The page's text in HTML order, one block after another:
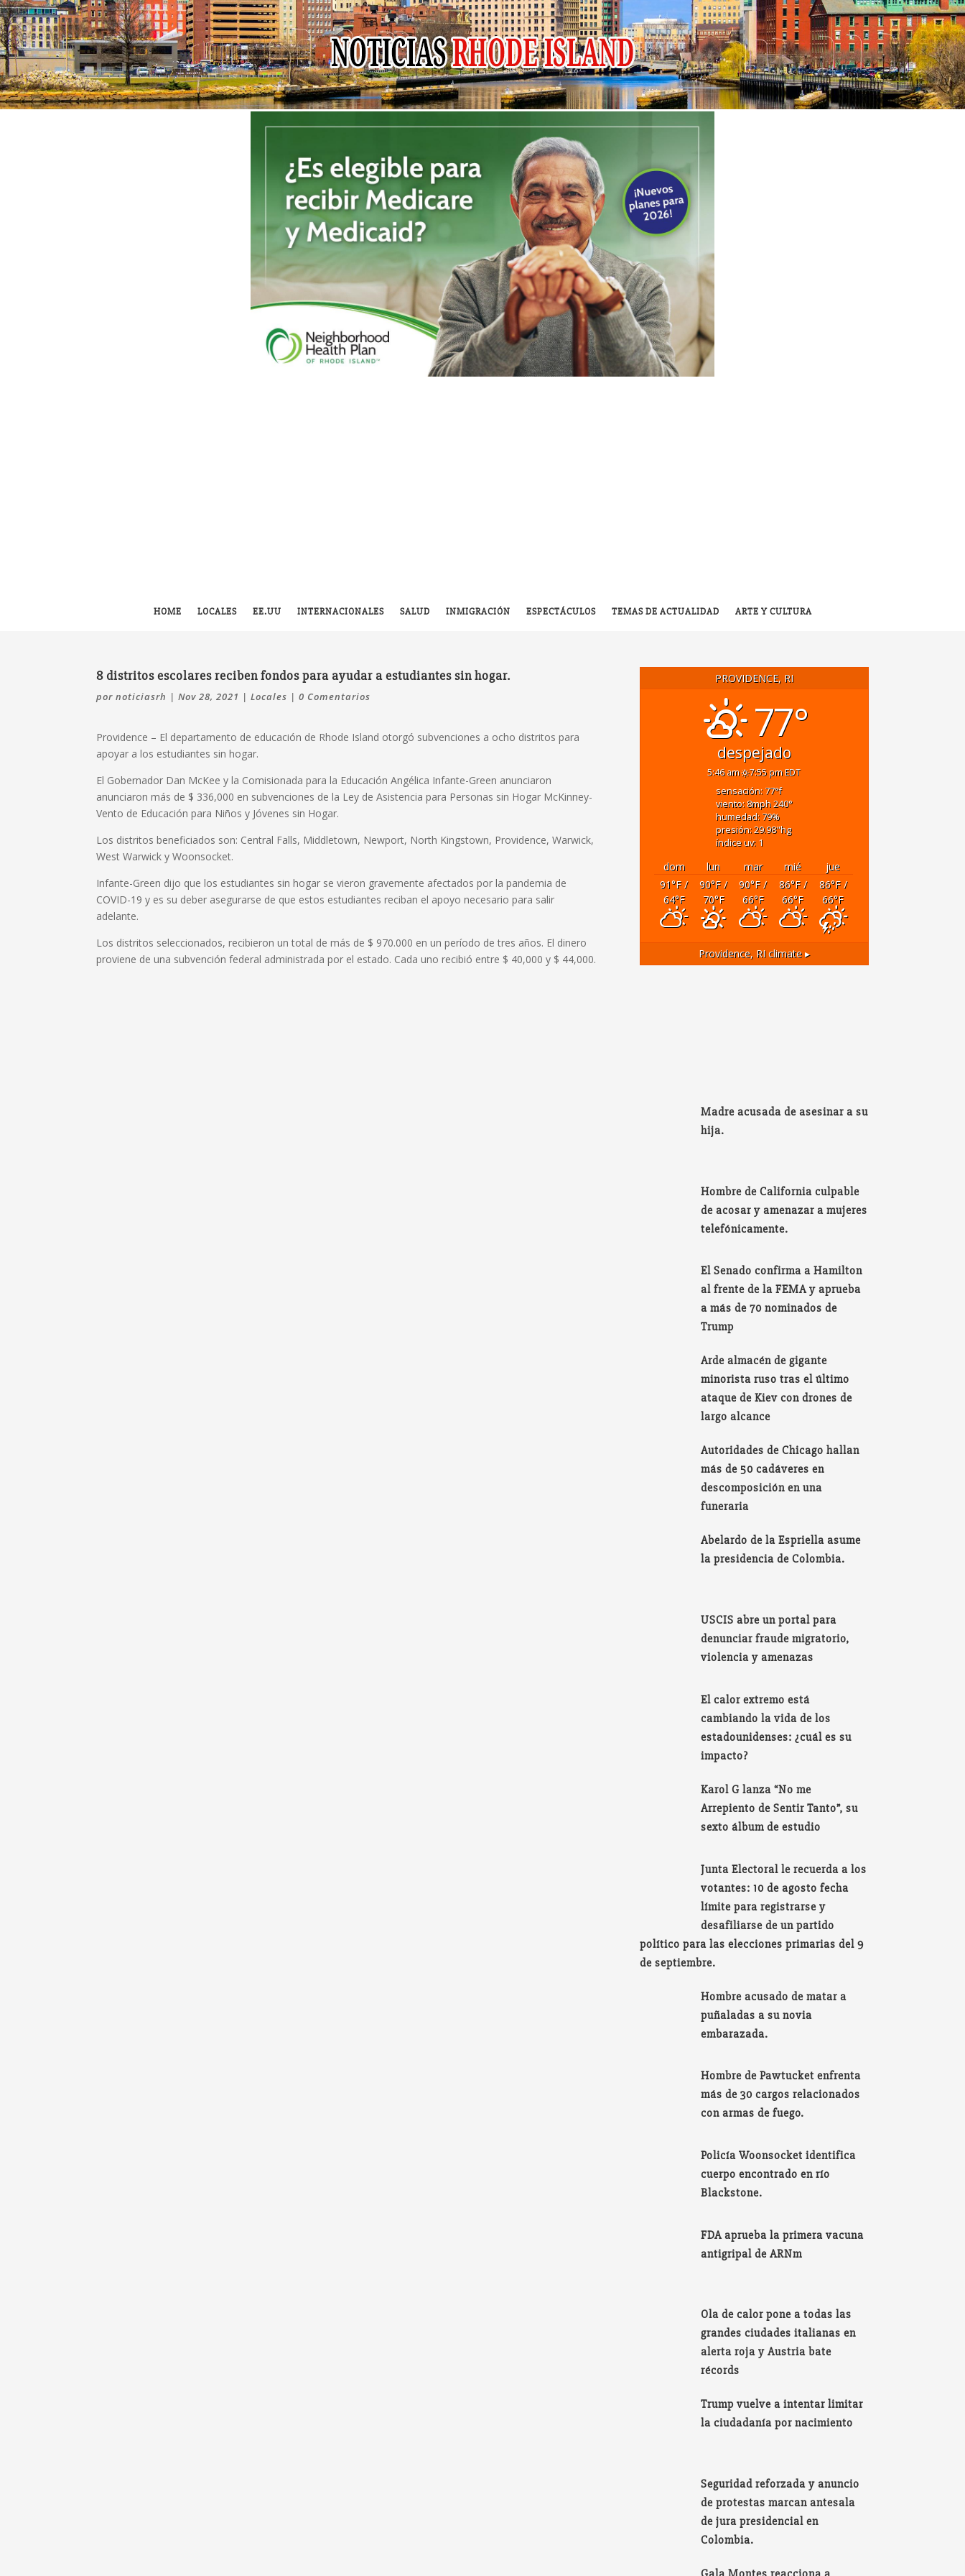
HOME LOCALES EE.UU INTERNACIONALES SALUD INMIGRACIÓN ESPECTÁCULOS TEMAS DE ACTUALIDAD ARTE Y CULTURA
8 distritos escolares reciben fondos para ayudar a estudiantes sin hogar.
pornoticiasrh |Nov 28, 2021 |Locales |0 Comentarios
Providence – El departamento de educación de Rhode Island otorgó subvenciones a ocho distritos para
apoyar a los estudiantes sin hogar.
El Gobernador Dan McKee y la Comisionada para la Educación Angélica Infante-Green anunciaron
anunciaronmás de $ 336,000 en subvenciones de la Ley de Asistencia para Personas sin Hogar McKinney-
Vento de Educación para Niños y Jóvenes sin Hogar.
Los distritos beneficiados son: Central Falls, Middletown, Newport, North Kingstown, Providence, Warwick,
West Warwick y Woonsocket.
Infante-Green dijo que los estudiantes sin hogar se vieron gravemente afectados por la pandemia de
COVID-19 y es su deber asegurarse de que estos estudiantes reciban el apoyo necesario para salir
adelante.
Los distritos seleccionados, recibieron un total de más de $ 970.000 en un período de tres años. El dinero
proviene de una subvención federal administrada por el estado. Cada uno recibió entre $ 40,000 y $ 44,000.
PROVIDENCE, RI
77°
despejado
5:46 am 7:55 pm EDT
sensación: 77°f
viento: 8mph240°
humedad: 79%
presión: 29.98"hg
índice uv: 1
dom lun mar mié
jue
91°F/
64°F
90°F/
70°F
90°F/
66°F
86°F/
66°F
86°F/
66°F
Providence, RIclimate ▸
Madre acusada de asesinar a su
hija.
Hombre de California culpable
de acosar y amenazar a mujeres
telefónicamente.
El Senado confirma a Hamilton
al frente de la FEMA y aprueba
a más de 70 nominados de
Trump
Arde almacén de gigante
minorista ruso tras el último
ataque de Kiev con drones de
largo alcance
Autoridades de Chicago hallan
más de 50 cadáveres en
descomposición en una
funeraria
Abelardo de la Espriella asume
la presidencia de Colombia.
USCIS abre un portal para
denunciar fraude migratorio,
violencia y amenazas
El calor extremo está
cambiando la vida de los
estadounidenses: ¿cuál es su
impacto?
Karol G lanza “No me
Arrepiento de Sentir Tanto”, su
sexto álbum de estudio
Junta Electoral le recuerda a los
votantes: 10 de agosto fecha
límite para registrarse y
desafiliarse de un partido
político para las elecciones primarias del 9
de septiembre.
Hombre acusado de matar a
puñaladas a su novia
embarazada.
Hombre de Pawtucket enfrenta
más de 30 cargos relacionados
con armas de fuego.
Policía Woonsocket identifica
cuerpo encontrado en río
Blackstone.
FDA aprueba la primera vacuna
antigripal de ARNm
Ola de calor pone a todas las
grandes ciudades italianas en
alerta roja y Austria bate
récords
Trump vuelve a intentar limitar
la ciudadanía por nacimiento
Seguridad reforzada y anuncio
de protestas marcan antesala
de jura presidencial en
Colombia.